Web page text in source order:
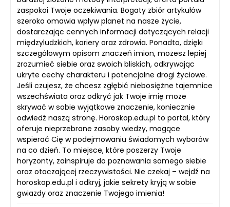
zaspokoi Twoje oczekiwania. Bogaty zbiór artykułów
szeroko omawia wpływ planet na nasze życie,
dostarczając cennych informacji dotyczących relacji
międzyludzkich, kariery oraz zdrowia. Ponadto, dzięki
szczegółowym opisom znaczeń imion, możesz lepiej
zrozumieć siebie oraz swoich bliskich, odkrywając
ukryte cechy charakteru i potencjalne drogi życiowe.
Jeśli czujesz, że chcesz zgłębić niebosiężne tajemnice
wszechświata oraz odkryć jak Twoje imię może
skrywać w sobie wyjątkowe znaczenie, koniecznie
odwiedź naszą stronę. Horoskop.edu.pl to portal, który
oferuje nieprzebrane zasoby wiedzy, mogące
wspierać Cię w podejmowaniu świadomych wyborów
na co dzień. To miejsce, które poszerzy Twoje
horyzonty, zainspiruje do poznawania samego siebie
oraz otaczającej rzeczywistości. Nie czekaj – wejdź na
horoskop.edu.pl i odkryj, jakie sekrety kryją w sobie
gwiazdy oraz znaczenie Twojego imienia!